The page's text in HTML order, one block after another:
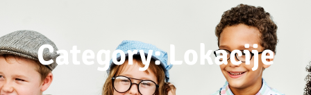
Category: Lokacije